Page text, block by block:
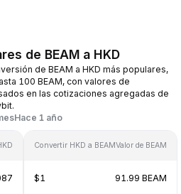
de BEAM a HKD
de BEAM a HKD más populares,
100 BEAM, con valores de
en las cotizaciones agregadas de
Hace 1 año
Convertir HKD a BEAMValor de BEAM
$1 91.99 BEAM